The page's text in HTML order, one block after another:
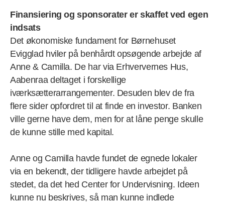
Finansiering og sponsorater er skaffet ved egen
indsats
Det økonomiske fundament for Børnehuset
Evigglad hviler på benhårdt opsøgende arbejde af
Anne & Camilla. De har via Erhververnes Hus,
Aabenraa deltaget i forskellige
iværksætterarrangementer. Desuden blev de fra
flere sider opfordret til at finde en investor. Banken
ville gerne have dem, men for at låne penge skulle
de kunne stille med kapital.
Anne og Camilla havde fundet de egnede lokaler
via en bekendt, der tidligere havde arbejdet på
stedet, da det hed Center for Undervisning. Ideen
kunne nu beskrives, så man kunne indlede